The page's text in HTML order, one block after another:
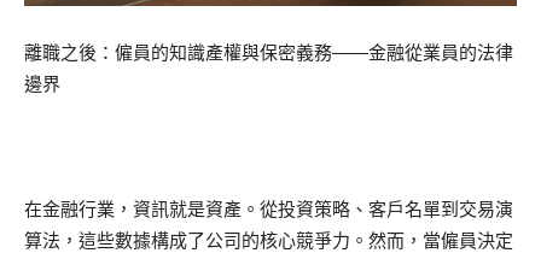
離職之後：僱員的知識產權與保密義務——金融從業員的法律
邊界
在金融行業，資訊就是資產。從投資策略、客戶名單到交易演
算法，這些數據構成了公司的核心競爭力。然而，當僱員決定